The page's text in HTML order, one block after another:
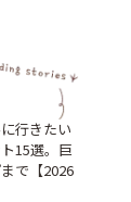
行きたい
15選。巨
で【2026